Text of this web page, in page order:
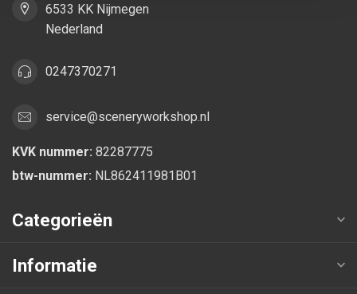
6533 KK Nijmegen
Nederland
0247370271
service@sceneryworkshop.nl
KVK nummer: 82287775
btw-nummer: NL862411981B01
Categorieën
Informatie